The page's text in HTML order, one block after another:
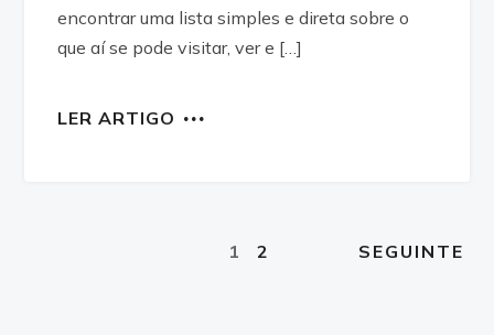
encontrar uma lista simples e direta sobre o
que aí se pode visitar, ver e […]
LER ARTIGO
1 2 SEGUINTE